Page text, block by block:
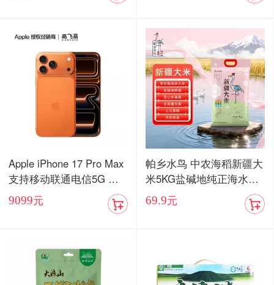
Apple iPhone 17 Pro Max
支持移动联通电信5G 双
卡双待手机【现货发售】
9099元
帕乡水鸟 中农海稻新疆大
米5KG盐碱地纯正海水稻
当季新米
69.9元